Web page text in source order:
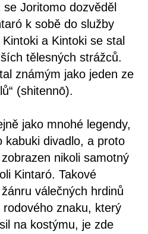
Joritomo dozvěděl
k sobě do služby
a Kintoki se stal
tělesných strážců.
známým jako jeden ze
(shitennō).
jako mnohé legendy,
kabuki divadlo, a proto
nikoli samotný
Kintaró. Takové
válečných hrdinů
znaku, který
na kostýmu, je zde